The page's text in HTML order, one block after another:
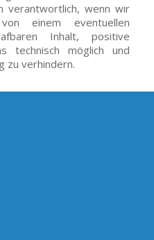
verantwortlich, wenn wir
einem eventuellen
Inhalt, positive
technisch möglich und
zu verhindern.